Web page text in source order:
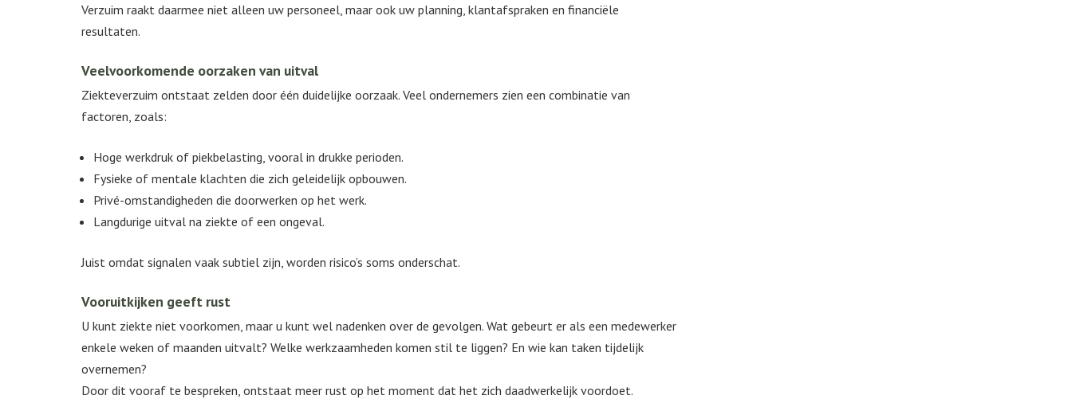
Verzuim raakt daarmee niet alleen uw personeel, maar ook uw planning, klantafspraken en financiële
resultaten.
Veelvoorkomende oorzaken van uitval
Ziekteverzuim ontstaat zelden door één duidelijke oorzaak. Veel ondernemers zien een combinatie van
factoren, zoals:
Hoge werkdruk of piekbelasting, vooral in drukke perioden.
Fysieke of mentale klachten die zich geleidelijk opbouwen.
Privé-omstandigheden die doorwerken op het werk.
Langdurige uitval na ziekte of een ongeval.
Juist omdat signalen vaak subtiel zijn, worden risico’s soms onderschat.
Vooruitkijken geeft rust
U kunt ziekte niet voorkomen, maar u kunt wel nadenken over de gevolgen. Wat gebeurt er als een medewerker
enkele weken of maanden uitvalt? Welke werkzaamheden komen stil te liggen? En wie kan taken tijdelijk
overnemen?
Door dit vooraf te bespreken, ontstaat meer rust op het moment dat het zich daadwerkelijk voordoet.